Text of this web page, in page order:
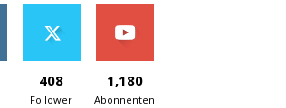
408
Follower
1,180
Abonnenten